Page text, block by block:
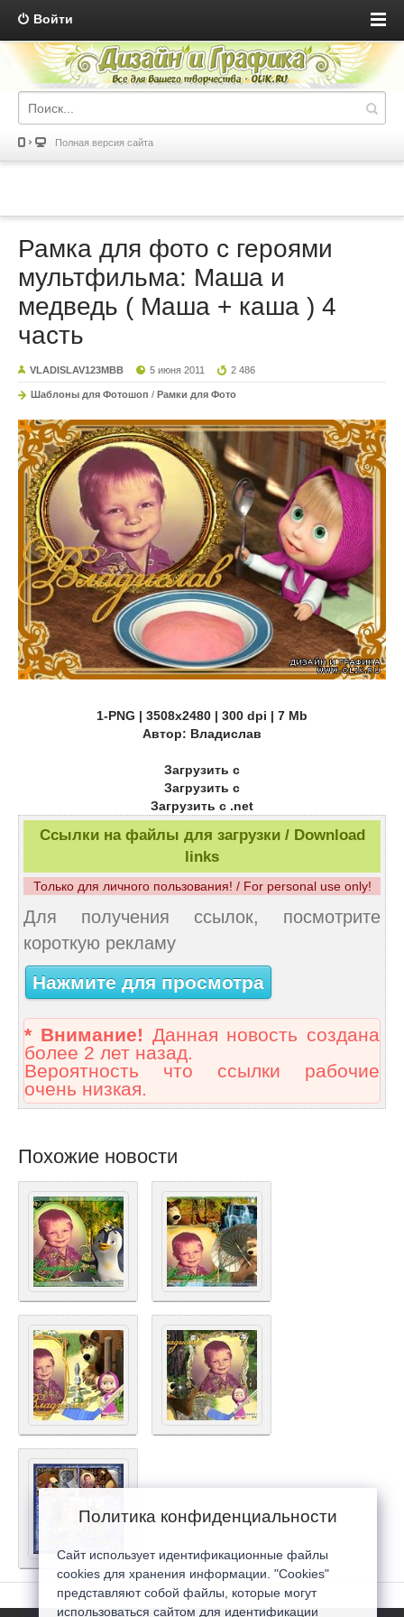
Войти
Полная версия сайта
Рамка для фото с героями
мультфильма: Маша и
медведь ( Маша + каша ) 4
часть
VLADISLAV123MBB 5 июня 2011 2 486
Шаблоны для Фотошоп / Рамки для Фото
1-PNG | 3508х2480 | 300 dpi | 7 Mb
Автор: Владислав
Загрузить с
Загрузить с
Загрузить с .net
Ссылки на файлы для загрузки / Download
links
Только для личного пользования! / For personal use only!
Для получения ссылок, посмотрите
короткую рекламу
Нажмите для просмотра
* Внимание! Данная новость создана
более 2 лет назад.
Вероятность что ссылки рабочие
очень низкая.
Похожие новости
Политика конфиденциальности
Сайт использует идентификационные файлы
cookies для хранения информации. "Cookies"
представляют собой файлы, которые могут
использоваться сайтом для идентификации